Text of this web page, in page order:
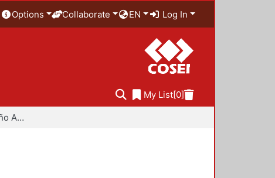
Options Collaborate EN Log In
My List[0]
Especialidad en Diseño Ambiental